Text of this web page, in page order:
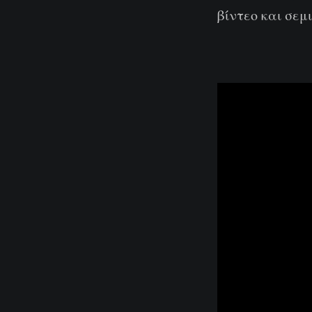
βίντεο και